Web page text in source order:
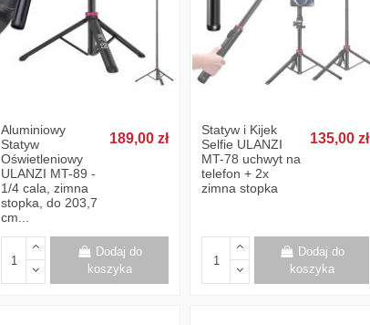
Aluminiowy
Statyw
Oświetleniowy
ULANZI MT-89 -
1/4 cala, zimna
stopka, do 203,7
cm...
189,00 zł
Dodaj do
koszyka
Statyw i Kijek
Selfie ULANZI
MT-78 uchwyt na
telefon + 2x
zimna stopka
135,00 zł
Dodaj do
koszyka